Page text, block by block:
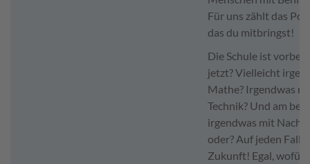
Für uns zählt das
das du mitbringst!
Die Schule ist vorbei.
jetzt? Vielleicht
Mathe? Irgendwas
Technik? Und am
irgendwas mit
oder? Auf jeden Fall
Zukunft! Egal, wofür